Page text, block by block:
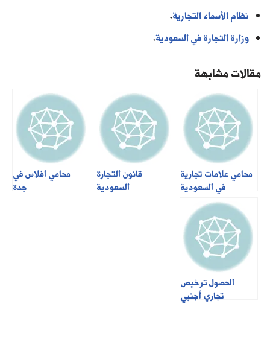
نظام الأسماء التجارية.
وزارة التجارة في السعودية.
مقالات مشابهة
محامي علامات تجارية
في السعودية
قانون التجارة
السعودية
محامي افلاس في
جدة
الحصول ترخيص
تجاري أجنبي